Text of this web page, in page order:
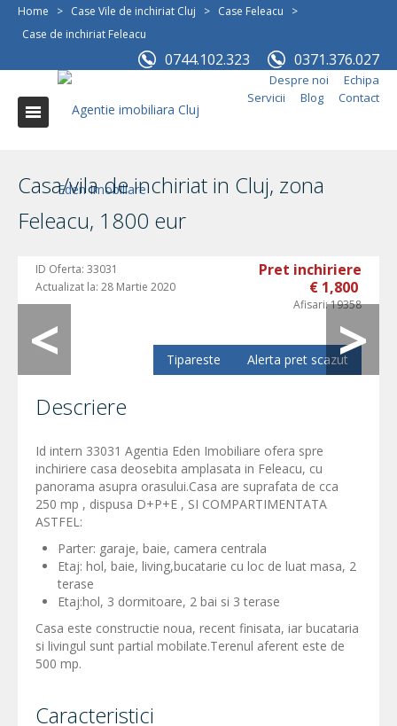
Home > Case Vile de inchiriat Cluj > Case Feleacu
>
Case de inchiriat Feleacu
0744.102.323 0371.376.027
Despre noi
Echipa
Servicii
Blog Contact
Casa/vila de inchiriat in Cluj, zona
Feleacu, 1800 eur
ID Oferta: 33031
Actualizat la: 28 Martie 2020
Pret inchiriere
€ 1,800
Afisari:19358
Alerta pret scazut
Tipareste
Descriere
Id intern 33031 Agentia Eden Imobiliare ofera spre
inchiriere casa deosebita amplasata in Feleacu, cu
panorama asupra orasului.Casa are suprafata de cca
250 mp , dispusa D+P+E , SI COMPARTIMENTATA
ASTFEL:
Parter: garaje, baie, camera centrala
Etaj: hol, baie, living,bucatarie cu loc de luat masa, 2
terase
Etaj:hol, 3 dormitoare, 2 bai si 3 terase
Casa este constructie noua, recent finisata, iar bucataria
si livingul sunt partial mobilate.Terenul aferent este de
500 mp.
Caracteristici